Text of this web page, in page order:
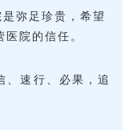
弥足珍贵，希望
院的信任。
、速行、必果，追